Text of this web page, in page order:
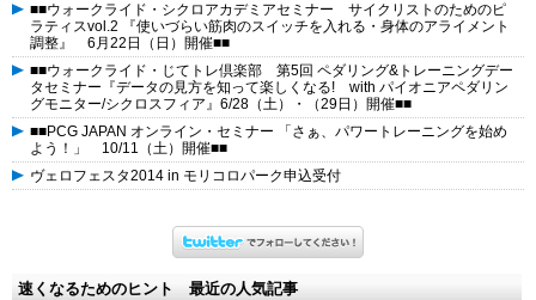
■■ウォークライド・シクロアカデミアセミナー サイクリストのためのピ
ラティスvol.2 『使いづらい筋肉のスイッチを入れる・身体のアライメント
調整』 6月22日（日）開催■■
■■ウォークライド・じてトレ倶楽部 第5回 ペダリング&トレーニングデー
タセミナー『データの見方を知って楽しくなる! with パイオニアペダリン
グモニター/シクロスフィア』6/28（土）・（29日）開催■■
■■PCG JAPAN オンライン・セミナー 「さぁ、パワートレーニングを始め
よう！」 10/11（土）開催■■
ヴェロフェスタ2014 in モリコロパーク申込受付
速くなるためのヒント 最近の人気記事